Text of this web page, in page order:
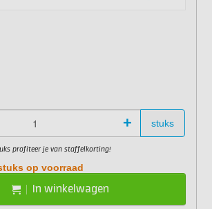
+ stuks
profiteer je van staffelkorting!
op voorraad
In winkelwagen